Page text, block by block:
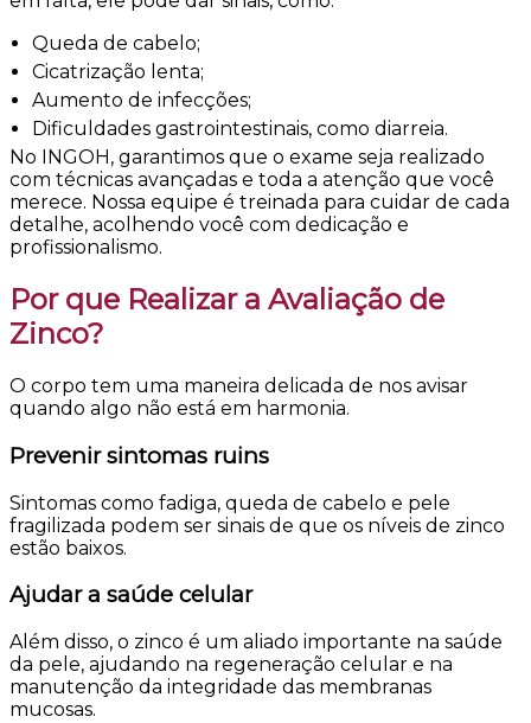
Queda de cabelo;
Cicatrização lenta;
Aumento de infecções;
Dificuldades gastrointestinais, como diarreia.
No INGOH, garantimos que o exame seja realizado
com técnicas avançadas e toda a atenção que você
merece. Nossa equipe é treinada para cuidar de cada
detalhe, acolhendo você com dedicação e
profissionalismo.
Por que Realizar a Avaliação de
Zinco?
O corpo tem uma maneira delicada de nos avisar
quando algo não está em harmonia.
Prevenir sintomas ruins
Sintomas como fadiga, queda de cabelo e pele
fragilizada podem ser sinais de que os níveis de zinco
estão baixos.
Ajudar a saúde celular
Além disso, o zinco é um aliado importante na saúde
da pele, ajudando na regeneração celular e na
manutenção da integridade das membranas
mucosas.